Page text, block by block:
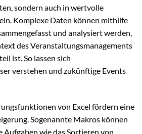
sondern auch in wertvolle
Komplexe Daten können mithilfe
und analysiert werden,
des Veranstaltungsmanagements
ist. So lassen sich
verstehen und zukünftige Events
von Excel fördern eine
Sogenannte Makros können
wie das Sortieren von